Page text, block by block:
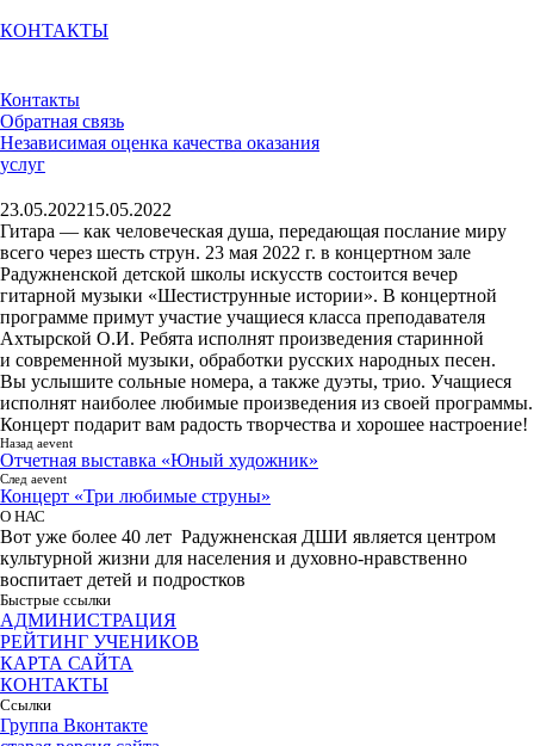
КОНТАКТЫ
Контакты
Обратная связь
Независимая оценка качества оказания
услуг
23.05.202215.05.2022
Гитара — как человеческая душа, передающая послание миру
всего через шесть струн. 23 мая 2022 г. в концертном зале
Радужненской детской школы искусств состоится вечер
гитарной музыки «Шестиструнные истории». В концертной
программе примут участие учащиеся класса преподавателя
Ахтырской О.И. Ребята исполнят произведения старинной
и современной музыки, обработки русских народных песен.
Вы услышите сольные номера, а также дуэты, трио. Учащиеся
исполнят наиболее любимые произведения из своей программы.
Концерт подарит вам радость творчества и хорошее настроение!
Назад aevent
Отчетная выставка «Юный художник»
След aevent
Концерт «Три любимые струны»
О НАС
Вот уже более 40 лет Радужненская ДШИ является центром
культурной жизни для населения и духовно-нравственно
воспитает детей и подростков
Быстрые ссылки
АДМИНИСТРАЦИЯ
РЕЙТИНГ УЧЕНИКОВ
КАРТА САЙТА
КОНТАКТЫ
Ссылки
Группа Вконтакте